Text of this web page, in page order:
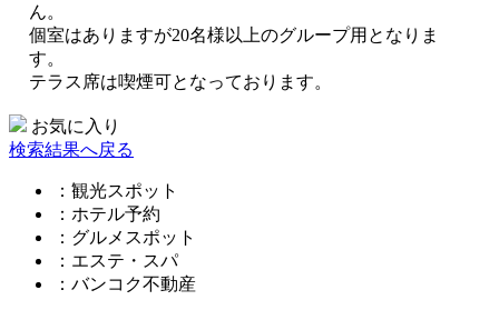
ん。
個室はありますが20名様以上のグループ用となりま
す。
テラス席は喫煙可となっております。
お気に入り
検索結果へ戻る
：観光スポット
：ホテル予約
：グルメスポット
：エステ・スパ
：バンコク不動産